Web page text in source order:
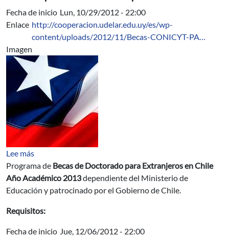
Fecha de inicio Lun, 10/29/2012 - 22:00
Enlace http://cooperacion.udelar.edu.uy/es/wp-
content/uploads/2012/11/Becas-CONICYT-PA…
Imagen
Lee mássobre Becas de Doctorado para Extranjeros en Chile
Programa de Becas de Doctorado para Extranjeros en Chile
Año Académico 2013dependiente del Ministerio de
Educación y patrocinado por el Gobierno de Chile.
Requisitos:
Fecha de inicio Jue, 12/06/2012 - 22:00